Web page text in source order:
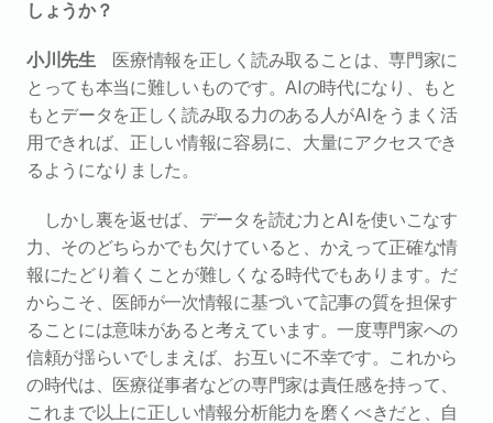
しょうか？
小川先生 医療情報を正しく読み取ることは、専門家に
とっても本当に難しいものです。AIの時代になり、もと
もとデータを正しく読み取る力のある人がAIをうまく活
用できれば、正しい情報に容易に、大量にアクセスでき
るようになりました。
しかし裏を返せば、データを読む力とAIを使いこなす
力、そのどちらかでも欠けていると、かえって正確な情
報にたどり着くことが難しくなる時代でもあります。だ
からこそ、医師が一次情報に基づいて記事の質を担保す
ることには意味があると考えています。一度専門家への
信頼が揺らいでしまえば、お互いに不幸です。これから
の時代は、医療従事者などの専門家は責任感を持って、
これまで以上に正しい情報分析能力を磨くべきだと、自